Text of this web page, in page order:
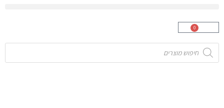
0
עגלת
Products
search